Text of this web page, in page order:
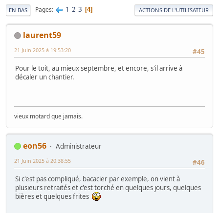
EN BAS Pages 1 2 3 4 ACTIONS DE L'UTILISATEUR
laurent59
#45
21 Juin 2025 à 19:53:20
Pour le toit, au mieux septembre, et encore, s'il arrive à
décaler un chantier.
vieux motard que jamais.
eon56
Administrateur
#46
21 Juin 2025 à 20:38:55
Si c'est pas compliqué, bacacier par exemple, on vient à
plusieurs retraités et c'est torché en quelques jours, quelques
bières et quelques frites